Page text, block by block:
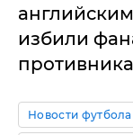
избили
Новости футбола